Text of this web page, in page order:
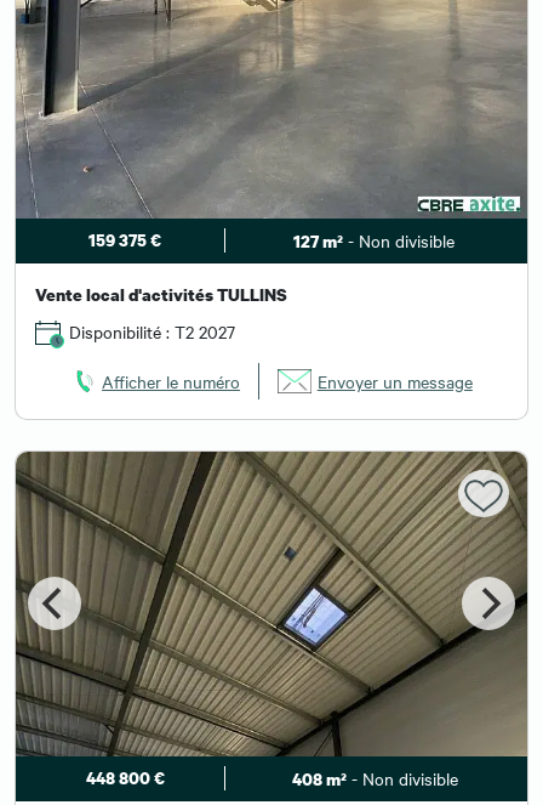
159 375 € 127 m² - Non divisible
Vente local d'activités TULLINS
Disponibilité : T2 2027
Afficher le numéro Envoyer un message
448 800 € 408 m²- Non divisible